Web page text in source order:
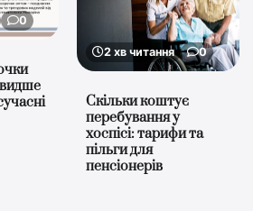
0
2 хв читання 0
Скільки коштує
перебування у
хоспісі: тарифи та
пільги для
пенсіонерів